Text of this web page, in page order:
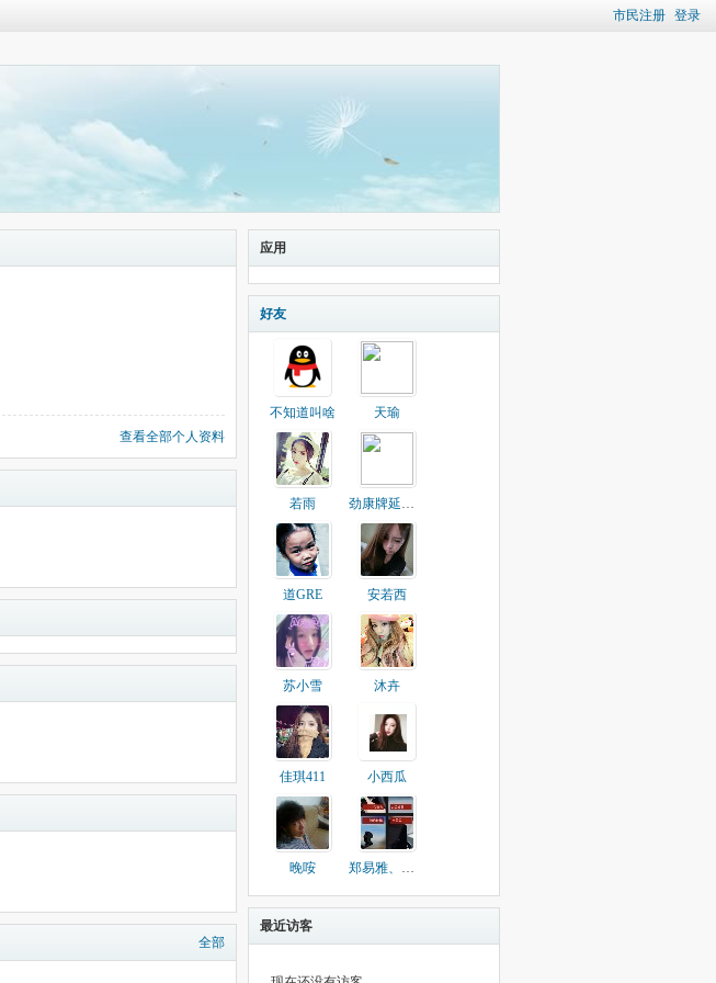
市民注册 登录
查看全部个人资料
全部
应用
好友
不知道叫啥 天瑜
若雨 劲康牌延时喷剂
道GRE 安若西
苏小雪 沐卉
佳琪411 小西瓜
晚咹 郑易雅、不雅
最近访客